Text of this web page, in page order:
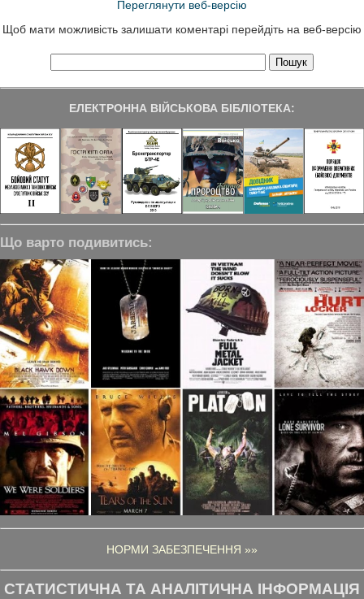
Переглянути веб-версію
Щоб мати можливість залишати коментарі перейдіть на веб-версію
ЕЛЕКТРОННА ВІЙСЬКОВА БІБЛІОТЕКА:
Що варто подивитись:
НОРМИ ЗАБЕЗПЕЧЕННЯ »»
СТАТИСТИЧНА ТА АНАЛІТИЧНА ІНФОРМАЦІЯ